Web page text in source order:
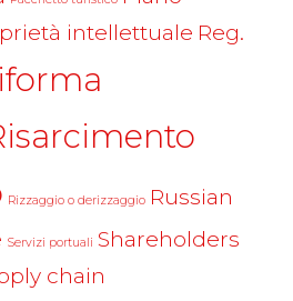
intellettuale Reg.
Rizzaggio o derizzaggio Russian
Servizi portuali Shareholders
chain